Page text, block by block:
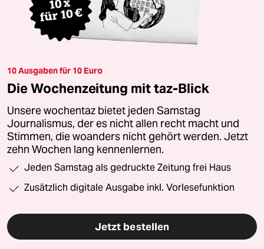
10 Ausgaben für 10 Euro
Die Wochenzeitung mit taz-Blick
Unsere wochentaz bietet jeden Samstag
Journalismus, der es nicht allen recht macht und
Stimmen, die woanders nicht gehört werden. Jetzt
zehn Wochen lang kennenlernen.
Jeden Samstag als gedruckte Zeitung frei Haus
Zusätzlich digitale Ausgabe inkl. Vorlesefunktion
Jetzt bestellen